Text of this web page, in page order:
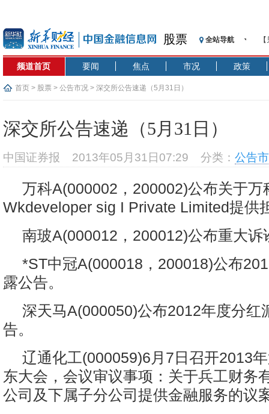
股票 全站导航
济
沥
恒
济
频道首页 要闻 焦点 市况 政策
首页 > 股票 > 公告市况 > 深交所公告速递（5月31日）
深交所公告速递（5月31日）
中国证券报 2013年05月31日07:29 分类： 公告
万科A(000002，200002)公布关于万
Wkdeveloper sig I Private Limited提供
南玻A(000012，200012)公布重大诉
*ST中冠A(000018，200018)公布
露公告。
深天马A(000050)公布2012年度分红
告。
辽通化工(000059)6月7日召开2013
东大会，会议审议事项：关于兵工财务
公司及下属子分公司提供金融服务的议